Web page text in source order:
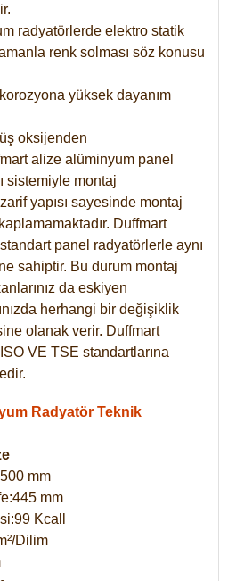
radyatörlerde elektro statik
renk solması söz konusu
yüksek dayanım
oksijenden
alize alüminyum panel
sistemiyle montaj
yapısı sayesinde montaj
Duffmart
panel radyatörlerle aynı
sahiptir. Bu durum montaj
da eskiyen
herhangi bir değişiklik
olanak verir. Duffmart
VE TSE standartlarına
Radyatör Teknik
mm
mm
Kcall
Dilim